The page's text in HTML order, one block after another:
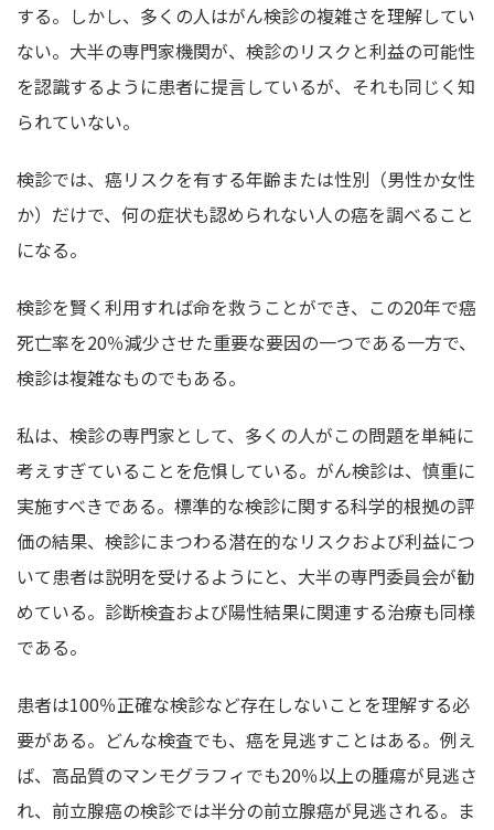
する。しかし、多くの人はがん検診の複雑さを理解してい
ない。大半の専門家機関が、検診のリスクと利益の可能性
を認識するように患者に提言しているが、それも同じく知
られていない。
検診では、癌リスクを有する年齢または性別（男性か女性
か）だけで、何の症状も認められない人の癌を調べること
になる。
検診を賢く利用すれば命を救うことができ、この20年で癌
死亡率を20％減少させた重要な要因の一つである一方で、
検診は複雑なものでもある。
私は、検診の専門家として、多くの人がこの問題を単純に
考えすぎていることを危惧している。がん検診は、慎重に
実施すべきである。標準的な検診に関する科学的根拠の評
価の結果、検診にまつわる潜在的なリスクおよび利益につ
いて患者は説明を受けるようにと、大半の専門委員会が勧
めている。診断検査および陽性結果に関連する治療も同様
である。
患者は100％正確な検診など存在しないことを理解する必
要がある。どんな検査でも、癌を見逃すことはある。例え
ば、高品質のマンモグラフィでも20％以上の腫瘍が見逃さ
れ、前立腺癌の検診では半分の前立腺癌が見逃される。ま